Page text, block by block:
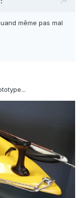
même pas mal